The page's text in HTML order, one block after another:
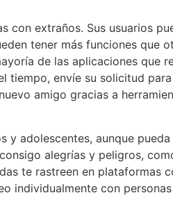
con extraños. Sus usuarios
tener más funciones que
de las aplicaciones que
tiempo, envíe su solicitud
amigo gracias a
y adolescentes, aunque
alegrías y peligros,
te rastreen en plataformas
individualmente con